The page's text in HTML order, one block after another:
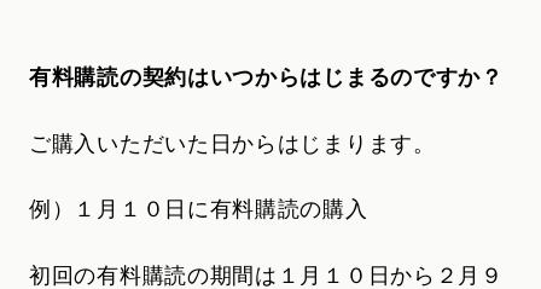
有料購読の契約はいつからはじまるのですか？
ご購入いただいた日からはじまります。
例）１月１０日に有料購読の購入
初回の有料購読の期間は１月１０日から２月９